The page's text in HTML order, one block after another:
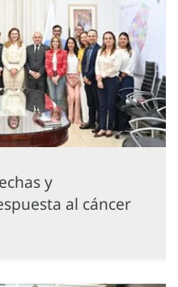
y
al cáncer